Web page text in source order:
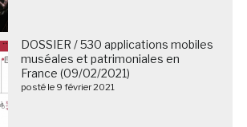
DOSSIER / 530 applications mobiles
muséales et patrimoniales en
France (09/02/2021)
posté le 9 février 2021